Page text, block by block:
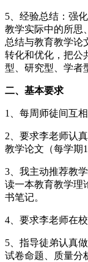
5、经验总结：强
教学实际中的所思
总结与教育教学论
转化和优化，把公
型、研究型、学者
二、基本要求
1、每周师徒间互
2、要求李老师认
教学论文（每学期1
3、我主动推荐教
读一本教育教学理
书笔记。
4、要求李老师在
5、指导徒弟认真
试卷命题、质量分